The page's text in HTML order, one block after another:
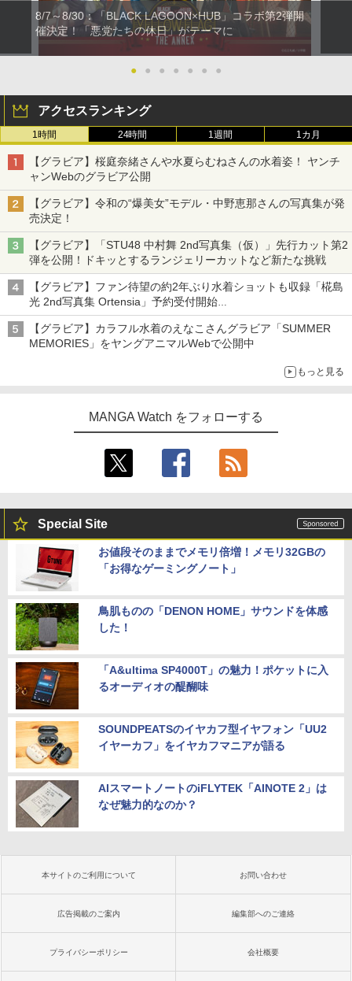
8/7～8/30：「BLACK LAGOON×HUB」コラボ第2弾開
催決定！「悪党たちの休日」がテーマに
● ● ● ● ● ● ●
アクセスランキング
1時間 24時間 1週間 1カ月
【グラビア】桜庭奈緒さんや水夏らむねさんの水着姿！ ヤンチ
ャンWebのグラビア公開
【グラビア】令和の“爆美女”モデル・中野恵那さんの写真集が発
売決定！
【グラビア】「STU48 中村舞 2nd写真集（仮）」先行カット第2
弾を公開！ドキッとするランジェリーカットなど新たな挑戦
【グラビア】ファン待望の約2年ぶり水着ショットも収録「椛島
光 2nd写真集 Ortensia」予約受付開始
10月30日発売
【グラビア】カラフル水着のえなこさんグラビア「SUMMER
MEMORIES」をヤングアニマルWebで公開中
もっと見る
MANGA Watch をフォローする
Special Site
お値段そのままでメモリ倍増！メモリ32GBの
「お得なゲーミングノート」
鳥肌ものの「DENON HOME」サウンドを体感
した！
「A&ultima SP4000T」の魅力！ポケットに入
るオーディオの醍醐味
SOUNDPEATSのイヤカフ型イヤフォン「UU2
イヤーカフ」をイヤカフマニアが語る
AIスマートノートのiFLYTEK「AINOTE 2」は
なぜ魅力的なのか？
本サイトのご利用について お問い合わせ
広告掲載のご案内 編集部へのご連絡
プライバシーポリシー 会社概要